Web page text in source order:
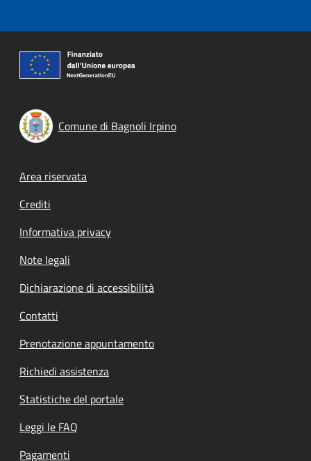
Comune di Bagnoli Irpino
Footer menu
Area riservata
Crediti
Informativa privacy
Note legali
Dichiarazione di accessibilità
Contatti
Prenotazione appuntamento
Richiedi assistenza
Statistiche del portale
Leggi le FAQ
Pagamenti